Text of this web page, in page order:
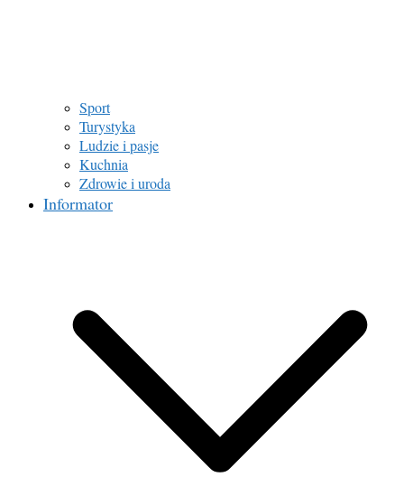
Sport
Turystyka
Ludzie i pasje
Kuchnia
Zdrowie i uroda
Informator